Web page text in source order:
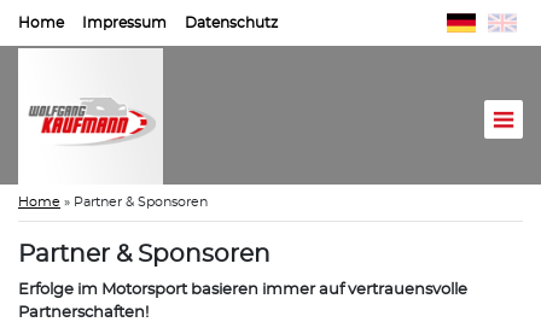
Home Impressum Datenschutz
Home » Partner & Sponsoren
Partner & Sponsoren
Erfolge im Motorsport basieren immer auf vertrauensvolle
Partnerschaften!